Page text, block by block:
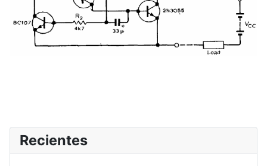
Recientes